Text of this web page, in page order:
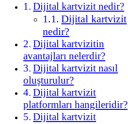
Dijital kartvizit nedir?
Dijital kartvizit
nedir?
Dijital kartvizitin
avantajları nelerdir?
Dijital kartvizit nasıl
oluşturulur?
Dijital kartvizit
platformları hangileridir?
Dijital kartvizit